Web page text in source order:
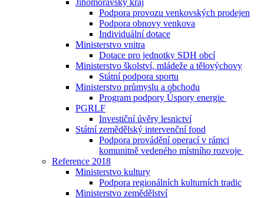
Jihomoravský kraj
Podpora provozu venkovských prodejen
Podpora obnovy venkova
Individuální dotace
Ministerstvo vnitra
Dotace pro jednotky SDH obcí
Ministerstvo školství, mládeže a tělovýchovy
Státní podpora sportu
Ministerstvo průmyslu a obchodu
Program podpory Úspory energie
PGRLF
Investiční úvěry lesnictví
Státní zemědělský intervenční fond
Podpora provádění operací v rámci
komunitně vedeného místního rozvoje
Reference 2018
Ministerstvo kultury
Podpora regionálních kulturních tradic
Ministerstvo zemědělství